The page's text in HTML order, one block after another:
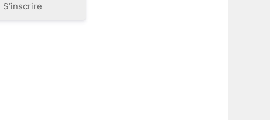
S’inscrire